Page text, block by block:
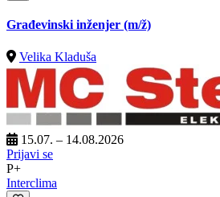
Građevinski inženjer (m/ž)
Velika Kladuša
15.07. – 14.08.2026
Prijavi se
P+
Interclima